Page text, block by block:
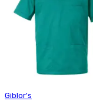
Giblor's